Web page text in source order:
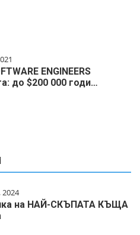
ENGINEERS
до $200 000 годи…
2024
на НАЙ-СКЪПАТА КЪЩА